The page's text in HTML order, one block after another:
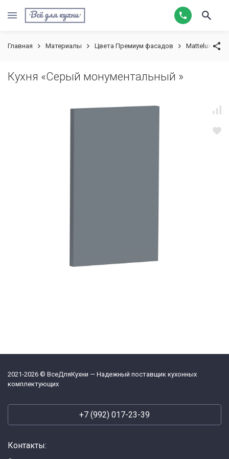
Главная Материалы Цвета Премиум фасадов Mattelux
Кухня «Серый монументальный »
2021-2026 © ВсеДляКухни — Надежный поставщик кухонных
комплектующих
+7 (992) 017-23-39
Контакты: